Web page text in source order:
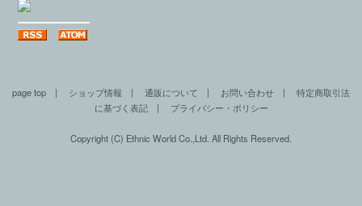
page top | ショップ情報 | 通販について | お問い合わせ | 特定商取引法
に基づく表記| プライバシー・ポリシー
Copyright (C) Ethnic World Co.,Ltd. All Rights Reserved.